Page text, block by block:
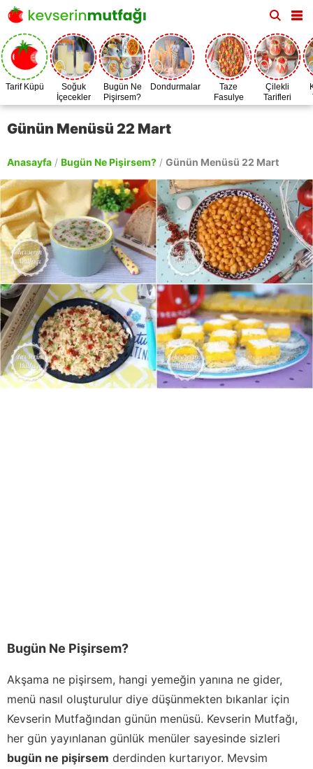
Tarif Küpü
Soğuk
İçecekler
Bugün Ne
Pişirsem?
Dondurmalar
Taze
Fasulye
Zamanı
Çilekli
Tarifleri
Günün Menüsü 22 Mart
Anasayfa / Bugün Ne Pişirsem? / Günün Menüsü 22 Mart
Bugün Ne Pişirsem?
Akşama ne pişirsem, hangi yemeğin yanına ne gider,
menü nasıl oluşturulur diye düşünmekten bıkanlar için
Kevserin Mutfağından günün menüsü. Kevserin Mutfağı,
her gün yayınlanan günlük menüler sayesinde sizleri
bugün ne pişirsem derdinden kurtarıyor. Mevsim